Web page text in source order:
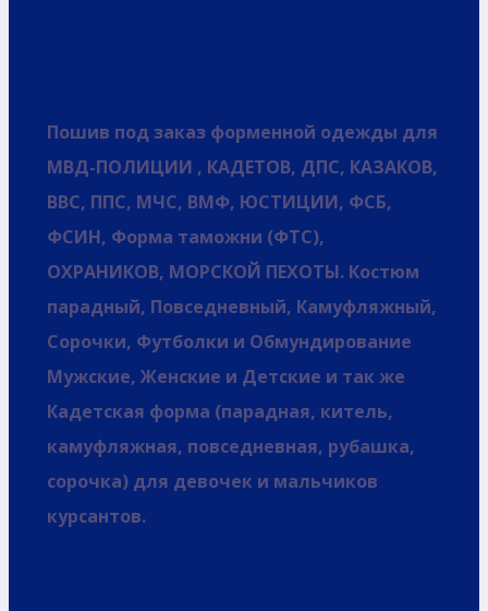
Пошив под заказ форменной одежды для
МВД-ПОЛИЦИИ , КАДЕТОВ, ДПС, КАЗАКОВ,
ВВС, ППС, МЧС, ВМФ, ЮСТИЦИИ, ФСБ,
ФСИН, Форма таможни (ФТС),
ОХРАНИКОВ, МОРСКОЙ ПЕХОТЫ. Костюм
парадный, Повседневный, Камуфляжный,
Сорочки, Футболки и Обмундирование
Мужские, Женские и Детские и так же
Кадетская форма (парадная, китель,
камуфляжная, повседневная, рубашка,
сорочка) для девочек и мальчиков
курсантов.